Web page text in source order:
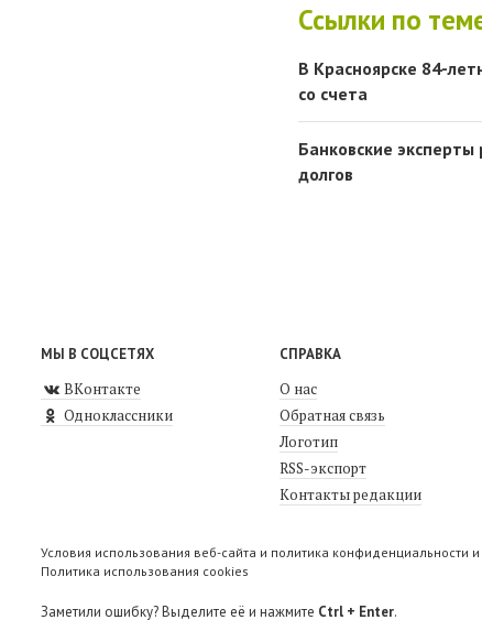
Ссылки по
В Красноярске 84-
со счета
Банковские
долгов
МЫ В СОЦСЕТЯХ
ВКонтакте
Одноклассники
СПРАВКА
О нас
Обратная связь
Логотип
RSS-экспорт
Контакты редакции
Условия использования веб-сайта и политика конфиденциальности
Политика использования cookies
Заметили ошибку? Выделите её и нажмите Ctrl + Enter.